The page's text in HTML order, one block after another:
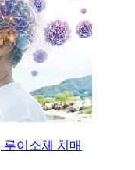
이소체 치매